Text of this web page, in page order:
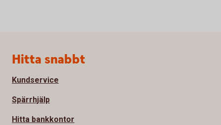
Sidfot
Hitta snabbt
Kundservice
Spärrhjälp
Hitta bankkontor